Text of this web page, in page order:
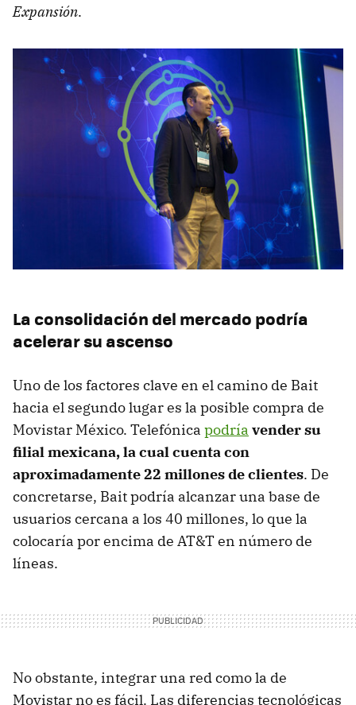
Expansión.
La consolidación del mercado podría
acelerar su ascenso
Uno de los factores clave en el camino de Bait
hacia el segundo lugar es la posible compra de
Movistar México. Telefónica podría vender su
filial mexicana, la cual cuenta con
aproximadamente 22 millones de clientes. De
concretarse, Bait podría alcanzar una base de
usuarios cercana a los 40 millones, lo que la
colocaría por encima de AT&T en número de
líneas.
No obstante, integrar una red como la de
Movistar no es fácil. Las diferencias tecnológicas